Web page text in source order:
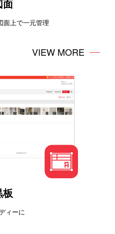
面
面上で一元管理
VIEW MORE
板
ィーに